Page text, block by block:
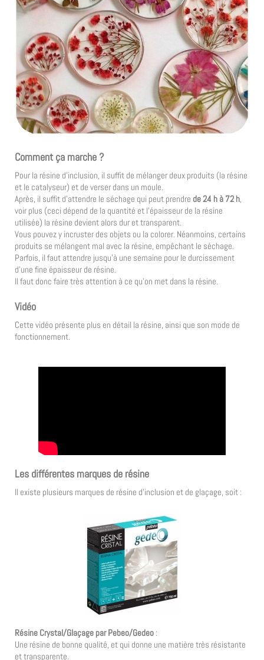
Comment ça marche ?
Pour la résine d’inclusion, il suffit de mélanger deux produits (la résine
et le catalyseur) et de verser dans un moule.
Après, il suffit d’attendre le séchage qui peut prendre de 24 h à 72 h,
voir plus (ceci dépend de la quantité et l’épaisseur de la résine
utilisée) la résine devient alors dur et transparent.
Vous pouvez y incruster des objets ou la colorer. Néanmoins, certains
produits se mélangent mal avec la résine, empêchant le séchage.
Parfois, il faut attendre jusqu’à une semaine pour le durcissement
d’une fine épaisseur de résine.
Il faut donc faire très attention à ce qu’on met dans la résine.
Vidéo
Cette vidéo présente plus en détail la résine, ainsi que son mode de
fonctionnement.
Les différentes marques de résine
Il existe plusieurs marques de résine d’inclusion et de glaçage, soit :
Résine Crystal/Glaçage par Pebeo/Gedeo :
Une résine de bonne qualité, et qui donne une matière très résistante
et transparente.